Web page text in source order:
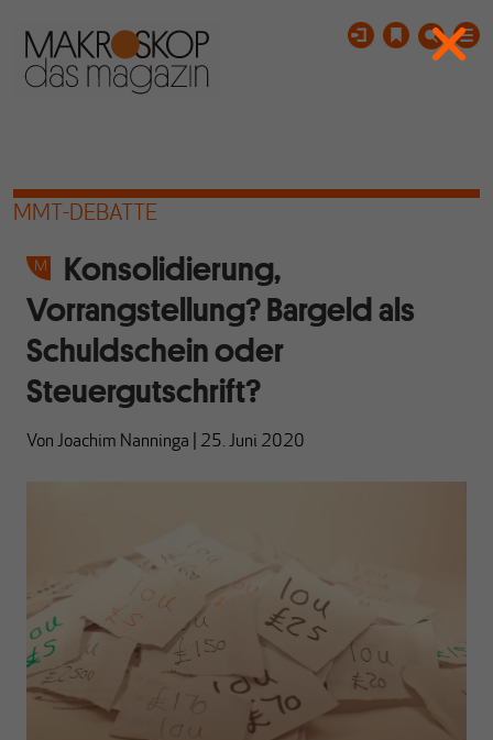
MMT-DEBATTE
Konsolidierung,
Vorrangstellung? Bargeld als
Schuldschein oder
Steuergutschrift?
Von Joachim Nanninga 25. Juni 2020